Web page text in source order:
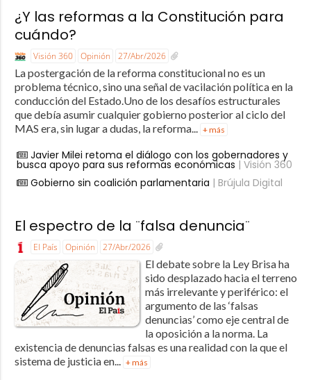
¿Y las reformas a la Constitución para
cuándo?
Visión 360 Opinión 27/Abr/2026
La postergación de la reforma constitucional no es un
problema técnico, sino una señal de vacilación política en la
conducción del Estado.Uno de los desafíos estructurales
que debía asumir cualquier gobierno posterior al ciclo del
MAS era, sin lugar a dudas, la reforma... + más
Javier Milei retoma el diálogo con los gobernadores y
busca apoyo para sus reformas económicas | Visión 360
Gobierno sin coalición parlamentaria | Brújula Digital
El espectro de la ¨falsa denuncia¨
El País Opinión 27/Abr/2026
El debate sobre la Ley Brisa ha
sido desplazado hacia el terreno
más irrelevante y periférico: el
argumento de las ‘falsas
denuncias’ como eje central de
la oposición a la norma. La
existencia de denuncias falsas es una realidad con la que el
sistema de justicia en... + más